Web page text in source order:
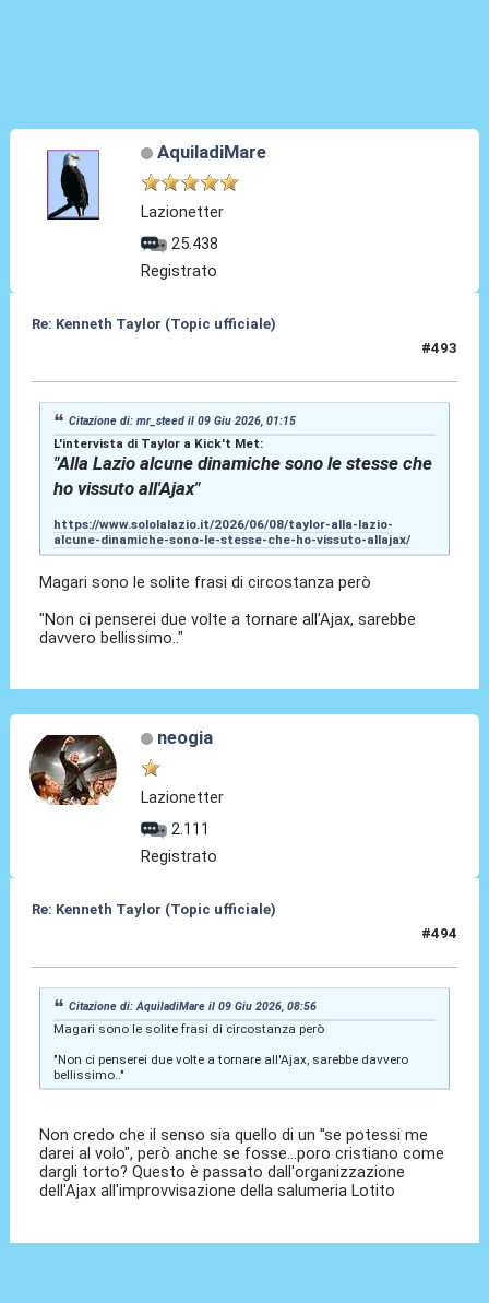
AquiladiMare
Lazionetter
25.438
Registrato
Re: Kenneth Taylor (Topic ufficiale)
#493
Citazione di: mr_steed il 09 Giu 2026, 01:15
L'intervista di Taylor a Kick't Met:
"Alla Lazio alcune dinamiche sono le stesse che
ho vissuto all'Ajax"
https://www.sololalazio.it/2026/06/08/taylor-alla-lazio-
alcune-dinamiche-sono-le-stesse-che-ho-vissuto-allajax/
Magari sono le solite frasi di circostanza però
"Non ci penserei due volte a tornare all'Ajax, sarebbe
davvero bellissimo.."
neogia
Lazionetter
2.111
Registrato
Re: Kenneth Taylor (Topic ufficiale)
#494
Citazione di: AquiladiMare il 09 Giu 2026, 08:56
Magari sono le solite frasi di circostanza però
"Non ci penserei due volte a tornare all'Ajax, sarebbe davvero
bellissimo.."
Non credo che il senso sia quello di un "se potessi me
darei al volo", però anche se fosse...poro cristiano come
dargli torto? Questo è passato dall'organizzazione
dell'Ajax all'improvvisazione della salumeria Lotito